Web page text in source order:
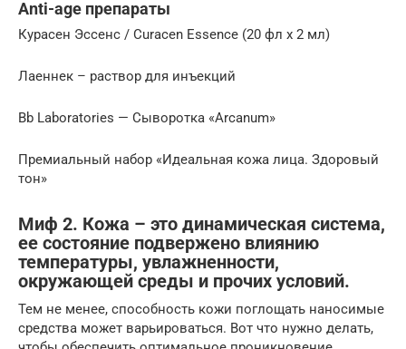
Anti-age препараты
Курасен Эссенс / Curacen Essence (20 фл х 2 мл)
Лаеннек – раствор для инъекций
Bb Laboratories — Сыворотка «Arcanum»
Премиальный набор «Идеальная кожа лица. Здоровый
тон»
Миф 2. Кожа – это динамическая система,
ее состояние подвержено влиянию
температуры, увлажненности,
окружающей среды и прочих условий.
Тем не менее, способность кожи поглощать наносимые
средства может варьироваться. Вот что нужно делать,